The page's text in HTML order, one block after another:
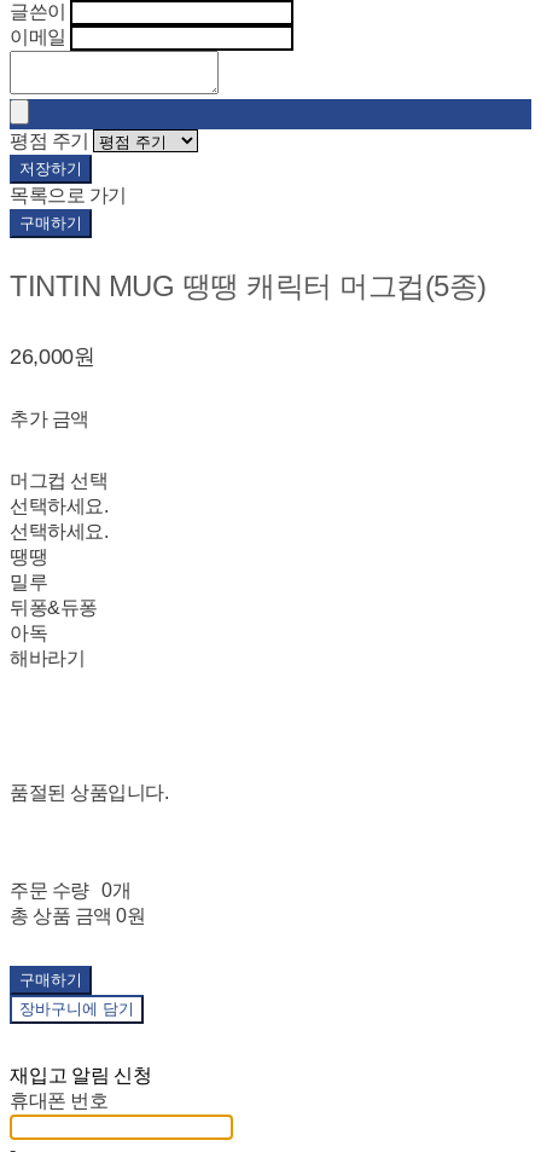
글쓴이
이메일
평점 주기
저장하기
목록으로 가기
구매하기
TINTIN MUG 땡땡 캐릭터 머그컵(5종)
26,000원
추가 금액
머그컵 선택
선택하세요.
선택하세요.
땡땡
밀루
뒤퐁&듀퐁
아독
해바라기
품절된 상품입니다.
주문 수량
0개
총 상품 금액 0원
구매하기
장바구니에 담기
재입고 알림 신청
휴대폰 번호